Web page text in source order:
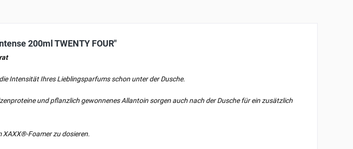
200ml TWENTY FOUR"
Intensität Ihres Lieblingsparfums schon unter der Dusche.
und pflanzlich gewonnenes Allantoin sorgen auch nach der Dusche für ein zusätzlich
XAXX®-Foamer zu dosieren.